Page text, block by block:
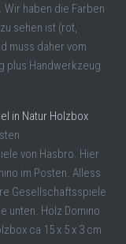
Wir haben die Farben
sehen ist (rot,
muss daher vom
plus Handwerkzeug
in Natur Holzbox
von Hasbro. Hier
im Posten. Alless
Gesellschaftsspiele
unten. Holz Domino
ca 15 x 5 x 3 cm